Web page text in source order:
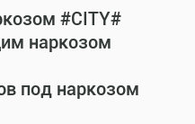
#CITY#
наркозом
под наркозом